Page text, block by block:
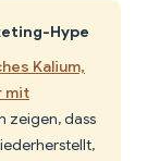
Hype
Kalium,
mit
zeigen, dass